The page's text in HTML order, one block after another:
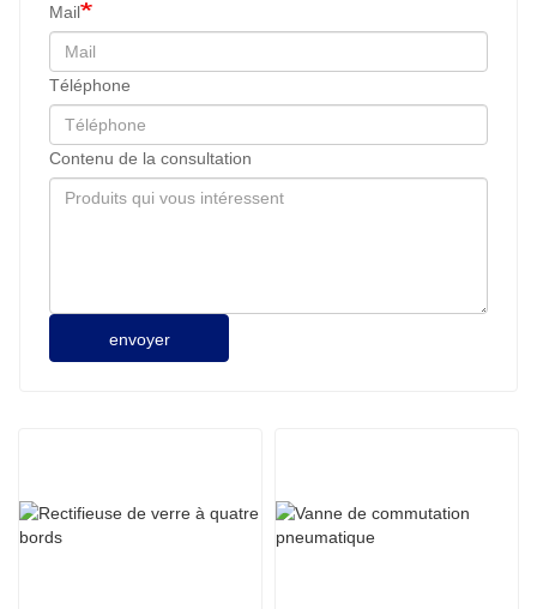
Mail
Téléphone
Contenu de la consultation
envoyer